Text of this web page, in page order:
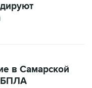
в Самарской
БПЛА